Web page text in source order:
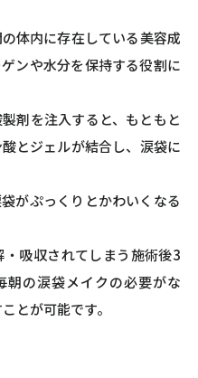
体内に存在している美容成
ンや水分を保持する役割に
剤を注入すると、もともと
とジェルが結合し、涙袋に
がぷっくりとかわいくなる
吸収されてしまう施術後3
の涙袋メイクの必要がな
とが可能です。